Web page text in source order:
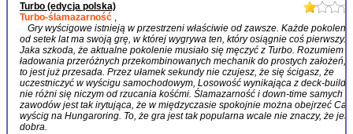
Turbo (edycja polska)
Turbo-ślamazarność ,
Gry wyścigowe istnieją w przestrzeni właściwie od zawsze. Każde pokolenie
od setek lat ma swoją grę, w której wygrywa ten, który osiągnie coś pierwszy.
Jaka szkoda, że aktualne pokolenie musiało się męczyć z Turbo. Rozumiem
ładowania przeróżnych przekombinowanych mechanik do prostych założeń,
to jest już przesada. Przez ułamek sekundy nie czujesz, że się ścigasz, że
uczestniczyć w wyścigu samochodowym, Losowość wynikająca z deck-
nie różni się niczym od rzucania kośćmi. Ślamazarność i down-time samych
zawodów jest tak irytująca, że w międzyczasie spokojnie można obejrzeć Cały
wyścig na Hungaroring. To, że gra jest tak popularna wcale nie znaczy, że jest
dobra.